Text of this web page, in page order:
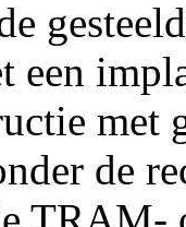
een
met
de